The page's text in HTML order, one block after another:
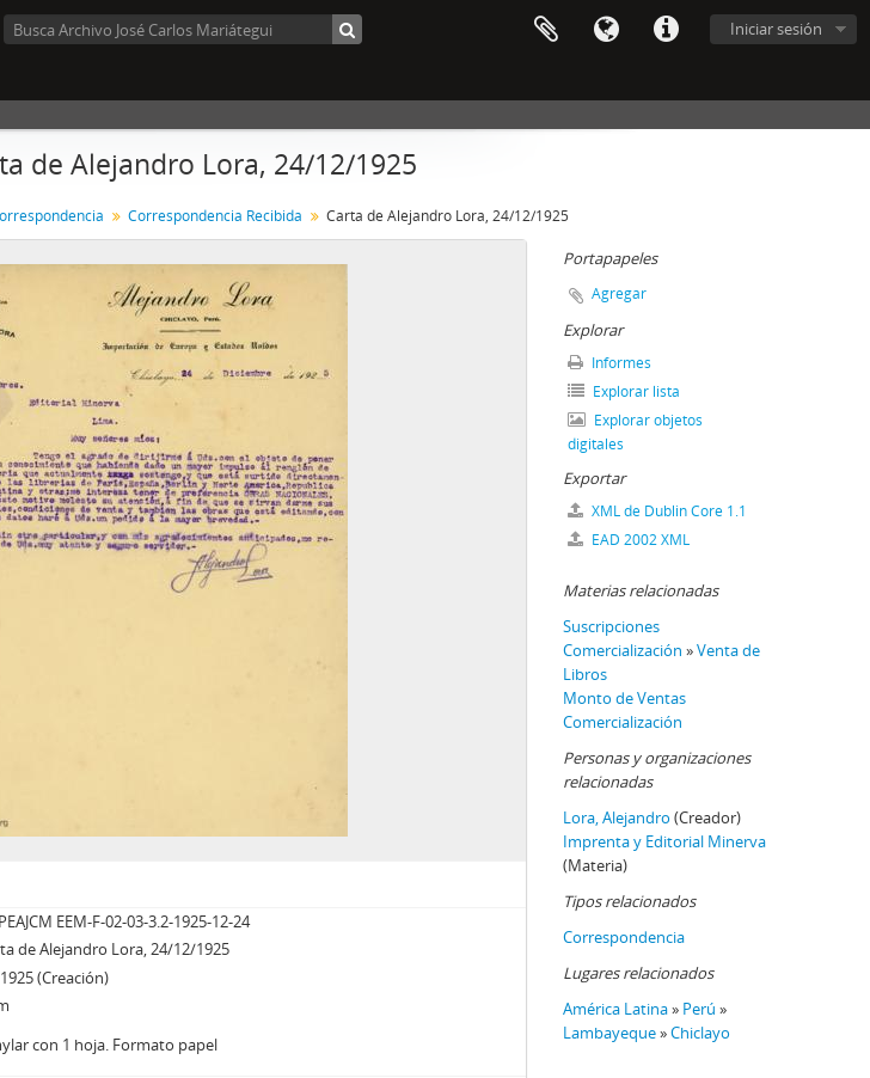
Iniciar sesión
de Alejandro Lora, 24/12/1925
Correspondencia Recibida Carta de Alejandro Lora, 24/12/1925
EEM-F-02-03-3.2-1925-12-24
de Alejandro Lora, 24/12/1925
1925 (Creación)
con 1 hoja. Formato papel
Portapapeles
Agregar
Explorar
Informes
Explorar lista
Explorar objetos
digitales
Exportar
XML de Dublin Core 1.1
EAD 2002 XML
Materias relacionadas
Suscripciones
Comercialización »Venta de
Libros
Monto de Ventas
Comercialización
Personas y organizaciones
relacionadas
Lora, Alejandro (Creador)
Imprenta y Editorial Minerva
(Materia)
Tipos relacionados
Correspondencia
Lugares relacionados
América Latina» Perú »
Lambayeque»Chiclayo